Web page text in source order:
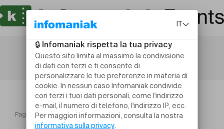
Pagina iniziale Core & Balance cours du 21 juillet annulé